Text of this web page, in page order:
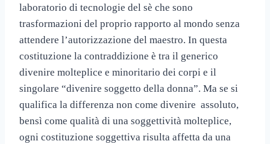
laboratorio di tecnologie del sè che sono
trasformazioni del proprio rapporto al mondo senza
attendere l’autorizzazione del maestro. In questa
costituzione la contraddizione è tra il generico
divenire molteplice e minoritario dei corpi e il
singolare “divenire soggetto della donna”. Ma se si
qualifica la differenza non come divenire assoluto,
bensì come qualità di una soggettività molteplice,
ogni costituzione soggettiva risulta affetta da una